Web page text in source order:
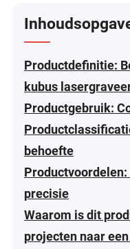
Productdefinitie:
kubus
Productgebruik:
behoefte
precisie
Waarom is dit
projecten naar